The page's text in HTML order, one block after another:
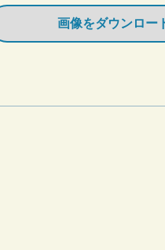
画像をダウンロー